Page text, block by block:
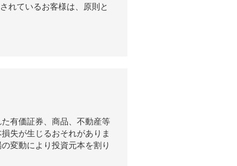
れているお客様は、原則と
有価証券、商品、不動産等
失が生じるおそれがありま
変動により投資元本を割り